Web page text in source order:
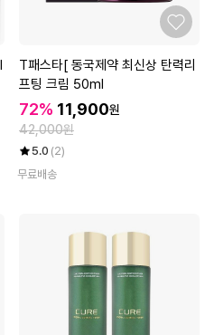
T패스타[ 동국제약 최신상 탄력리
프팅 크림 50ml
72% 11,900원
42,000원
5.0 (2)
무료배송